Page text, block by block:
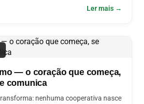
Ler mais →
— o coração que começa,
comunica
nenhuma cooperativa nasce